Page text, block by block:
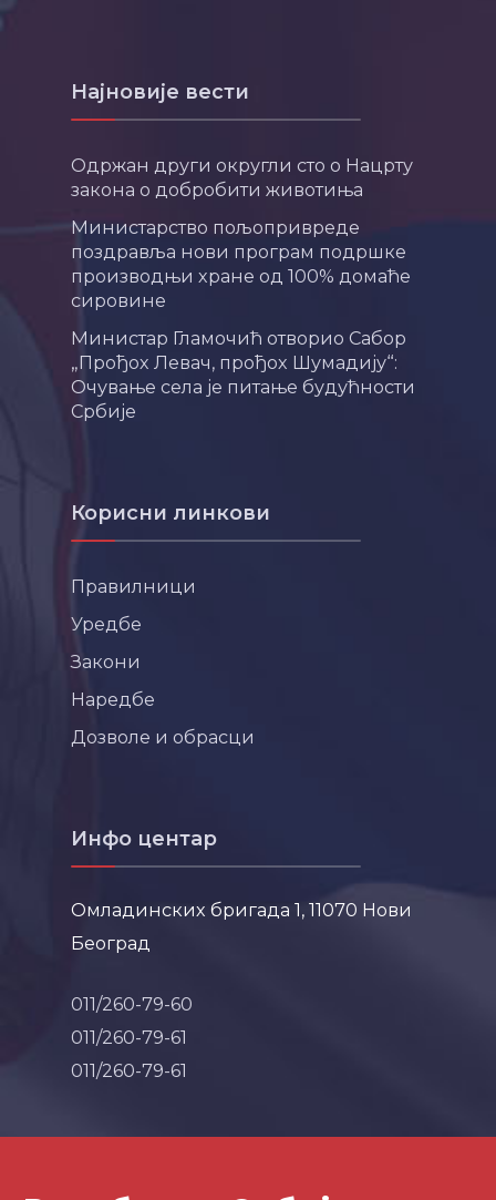
Најновије вести
Одржан други округли сто о Нацрту
закона о добробити животиња
Министарство пољопривреде
поздравља нови програм подршке
производњи хране од 100% домаће
сировине
Министар Гламочић отворио Сабор
„Прођох Левач, прођох Шумадију“:
Очување села је питање будућности
Србије
Корисни линкови
Правилници
Уредбе
Закони
Наредбе
Дозволе и обрасци
Инфо центар
Омладинских бригада 1, 11070 Нови
Београд
011/260-79-60
011/260-79-61
011/260-79-61